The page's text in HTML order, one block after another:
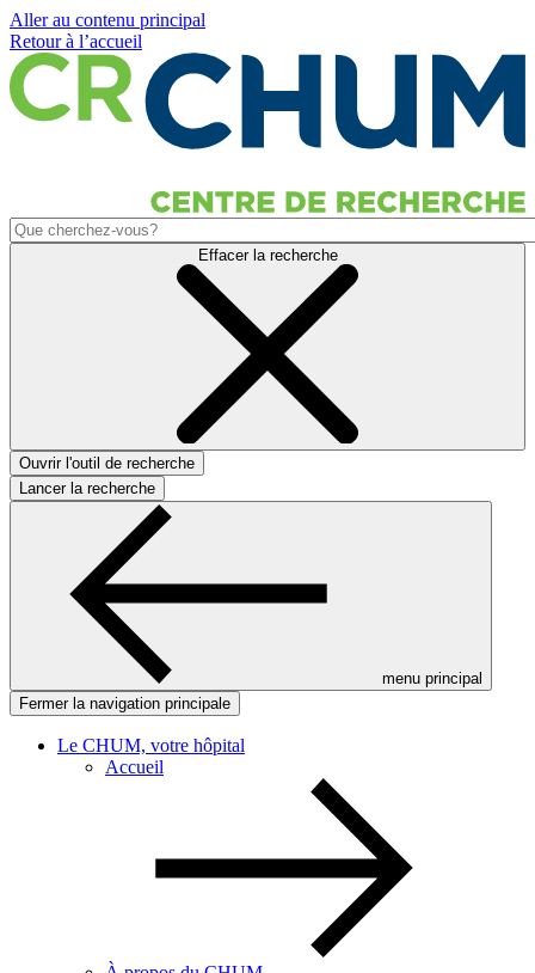
Aller au contenu principal
Retour à l’accueil
Effacer la recherche
Ouvrir l'outil de recherche
Lancer la recherche
menu principal
Fermer la navigation principale
Le CHUM, votre hôpital
Accueil